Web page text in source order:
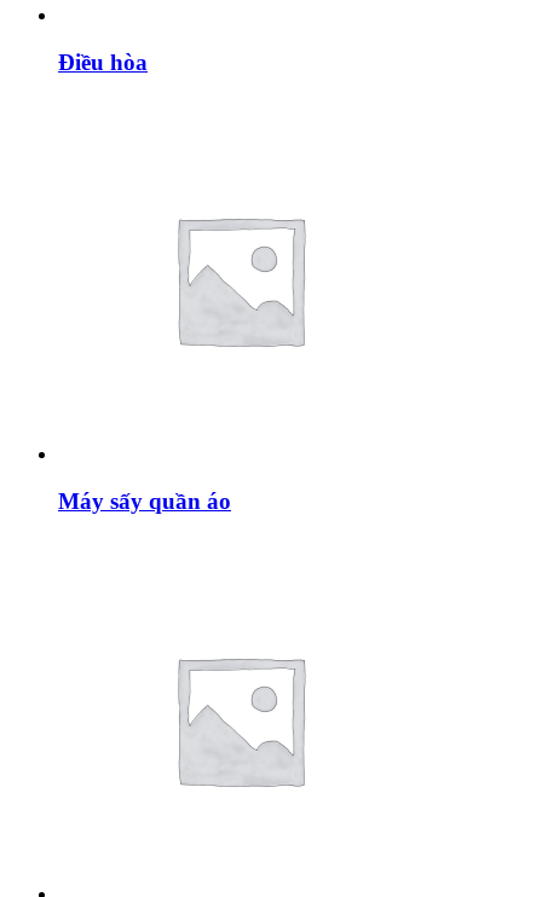
Điều hòa
Máy sấy quần áo